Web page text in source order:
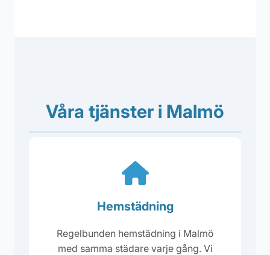
Våra tjänster i Malmö
Hemstädning
Regelbunden hemstädning i Malmö
med samma städare varje gång. Vi